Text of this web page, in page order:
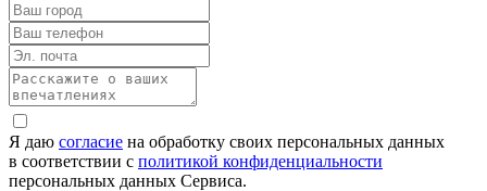
Я даю согласие на обработку своих персональных данных
в соответствии с политикой конфиденциальности
персональных данных Сервиса.